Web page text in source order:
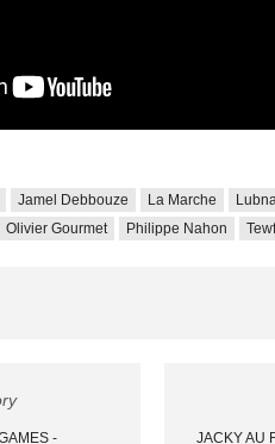
Jamel Debbouze La Marche
Olivier Gourmet Philippe Nahon
-
JACKY AU